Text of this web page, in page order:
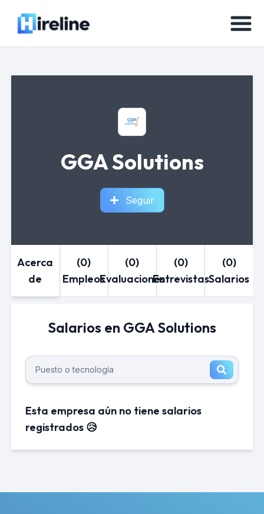
GGA Solutions
Seguir
Acerca
de
(0)
Empleos
(0)
Evaluaciones
(0)
Entrevistas
(0)
Salarios
Salarios en GGA Solutions
Esta empresa aún no tiene salarios
registrados 😥